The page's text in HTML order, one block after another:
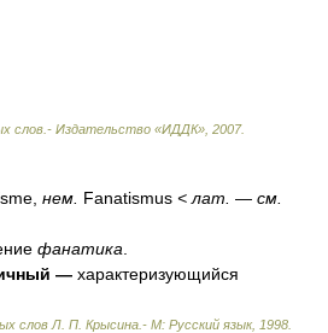
слов.- Издательство «ИДДК» 2007.
нем. Fanatismus < лат. — см.
фанатика
— характеризующийся
слов Л. П. Крысина.- М: Русский язык, 1998